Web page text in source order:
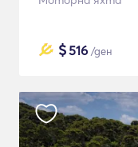
$516 /ден